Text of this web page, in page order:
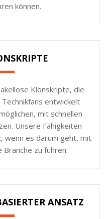
können.
Klonskripte, die
entwickelt
mit schnellen
Unsere Fähigkeiten
wenn es darum geht, mit
Branche zu führen.
ANSATZ